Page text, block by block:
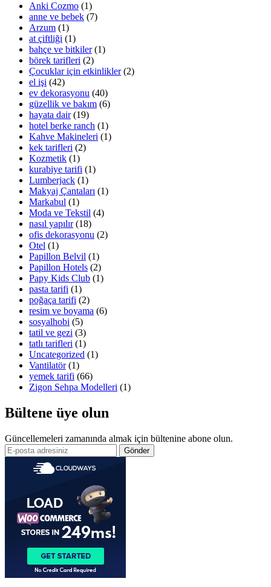
Anki Cozmo (1)
anne ve bebek (7)
Arzum (1)
at çiftliği (1)
bahçe ve bitkiler(1)
börek tarifleri (2)
Çocuklar için etkinlikler(2)
el işi (42)
ev dekorasyonu (40)
güzellik ve bakım (6)
hayata dair(19)
hotel berke ranch (1)
Kahve Makineleri (1)
kek tarifleri (2)
Kozmetik (1)
kurabiye tarifi (1)
Lumberjack (1)
Makyaj Çantaları (1)
Markabul (1)
Moda ve Tekstil (4)
nasıl yapılır(18)
ofis dekorasyonu (2)
Otel (1)
Papillon Belvil (1)
Papillon Hotels (2)
Papy Kids Club (1)
pasta tarifi (1)
poğaça tarifi (2)
resim ve boyama (6)
sosyalhobi (5)
tatil ve gezi (3)
tatlı tarifleri (1)
Uncategorized (1)
Vantilatör(1)
yemek tarifi (66)
Zigon Sehpa Modelleri (1)
Bültene üye olun
Güncellemeleri zamanında almak için bültenine abone olun.